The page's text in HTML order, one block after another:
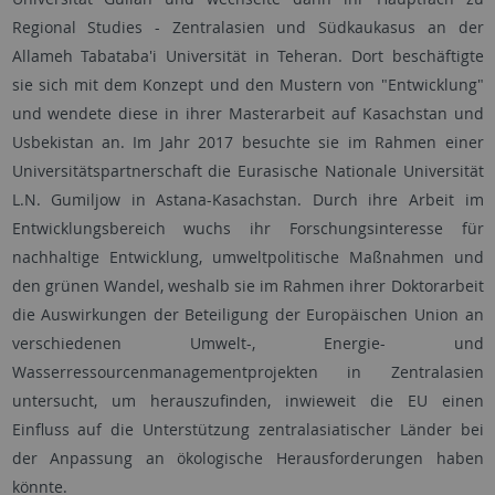
Regional Studies - Zentralasien und Südkaukasus an der
Allameh Tabataba'i Universität in Teheran. Dort beschäftigte
sie sich mit dem Konzept und den Mustern von "Entwicklung"
und wendete diese in ihrer Masterarbeit auf Kasachstan und
Usbekistan an. Im Jahr 2017 besuchte sie im Rahmen einer
Universitätspartnerschaft die Eurasische Nationale Universität
L.N. Gumiljow in Astana-Kasachstan. Durch ihre Arbeit im
Entwicklungsbereich wuchs ihr Forschungsinteresse für
nachhaltige Entwicklung, umweltpolitische Maßnahmen und
den grünen Wandel, weshalb sie im Rahmen ihrer Doktorarbeit
die Auswirkungen der Beteiligung der Europäischen Union an
verschiedenen Umwelt-, Energie- und
Wasserressourcenmanagementprojekten in Zentralasien
untersucht, um herauszufinden, inwieweit die EU einen
Einfluss auf die Unterstützung zentralasiatischer Länder bei
der Anpassung an ökologische Herausforderungen haben
könnte.